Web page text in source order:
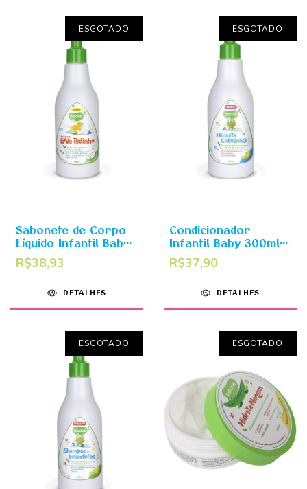
ESGOTADO
Sabonete de Corpo
Líquido Infantil Baby
300ml - Sabonete
Lava Tudinho Bioclub
R$38,93
DETALHES
ESGOTADO
Condicionador
Infantil Baby 300ml -
Hidrata Cabelinho
Bioclub
R$37,90
DETALHES
ESGOTADO ESGOTADO